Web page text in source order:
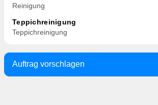
Reinigung
Teppichreinigung
Teppichreinigung
Auftrag vorschlagen